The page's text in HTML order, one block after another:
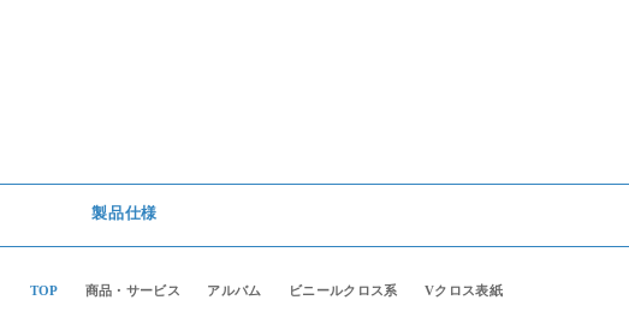
e-select
製品仕様
TOP 商品・サービス アルバム ビニールクロス系 Vクロス表紙